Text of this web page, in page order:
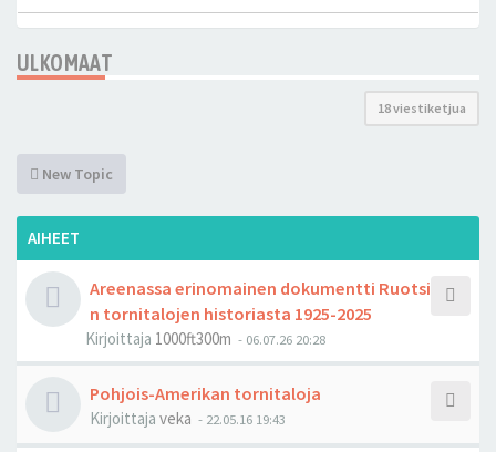
ULKOMAAT
18 viestiketjua
New Topic
AIHEET
Areenassa erinomainen dokumentti Ruotsi
n tornitalojen historiasta 1925-2025
Kirjoittaja 1000ft300m - 06.07.26 20:28
Pohjois-Amerikan tornitaloja
Kirjoittaja veka - 22.05.16 19:43